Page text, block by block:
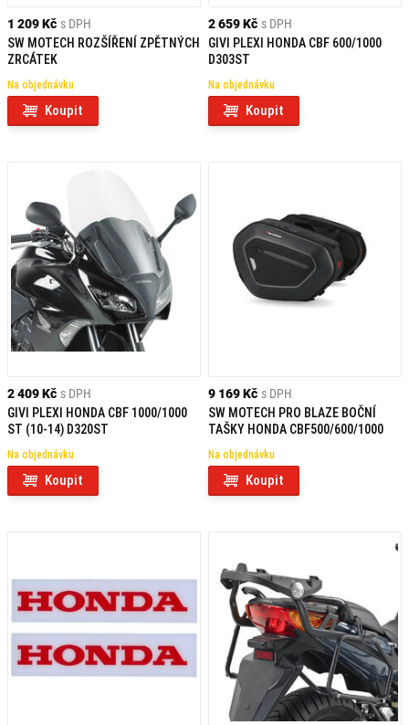
1 209 Kč s DPH
SW MOTECH ROZŠÍŘENÍ ZPĚTNÝCH
ZRCÁTEK
Na objednávku
Koupit
2 659 Kč s DPH
GIVI PLEXI HONDA CBF 600/1000
D303ST
Na objednávku
Koupit
2 409 Kč s DPH
GIVI PLEXI HONDA CBF 1000/1000
ST (10-14) D320ST
Na objednávku
Koupit
9 169 Kč s DPH
SW MOTECH PRO BLAZE BOČNÍ
TAŠKY HONDA CBF500/600/1000
Na objednávku
Koupit